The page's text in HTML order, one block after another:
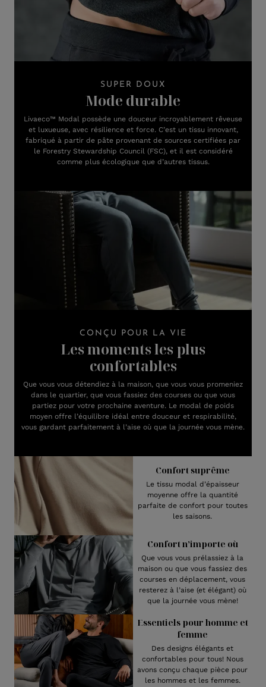
SUPER DOUX
Mode durable
Livaeco™ Modal possède une douceur incroyablement rêveuse
et luxueuse, avec résilience et force. C’est un tissu innovant,
fabriqué à partir de pâte provenant de sources certifiées par
le Forestry Stewardship Council (FSC), et il est considéré
comme plus écologique que d’autres tissus.
CONÇU POUR LA VIE
Les moments les plus
confortables
Que vous vous détendiez à la maison, que vous vous promeniez
dans le quartier, que vous fassiez des courses ou que vous
partiez pour votre prochaine aventure. Le modal de poids
moyen offre l’équilibre idéal entre douceur et respirabilité,
vous gardant parfaitement à l’aise où que la journée vous mène.
Confort suprême
Le tissu modal d’épaisseur
moyenne offre la quantité
parfaite de confort pour toutes
les saisons.
Confort n’importe où
Que vous vous prélassiez à la
maison ou que vous fassiez des
courses en déplacement, vous
resterez à l’aise (et élégant) où
que la journée vous mène!
Essentiels pour homme et
femme
Des designs élégants et
confortables pour tous! Nous
avons conçu chaque pièce pour
les hommes et les femmes.